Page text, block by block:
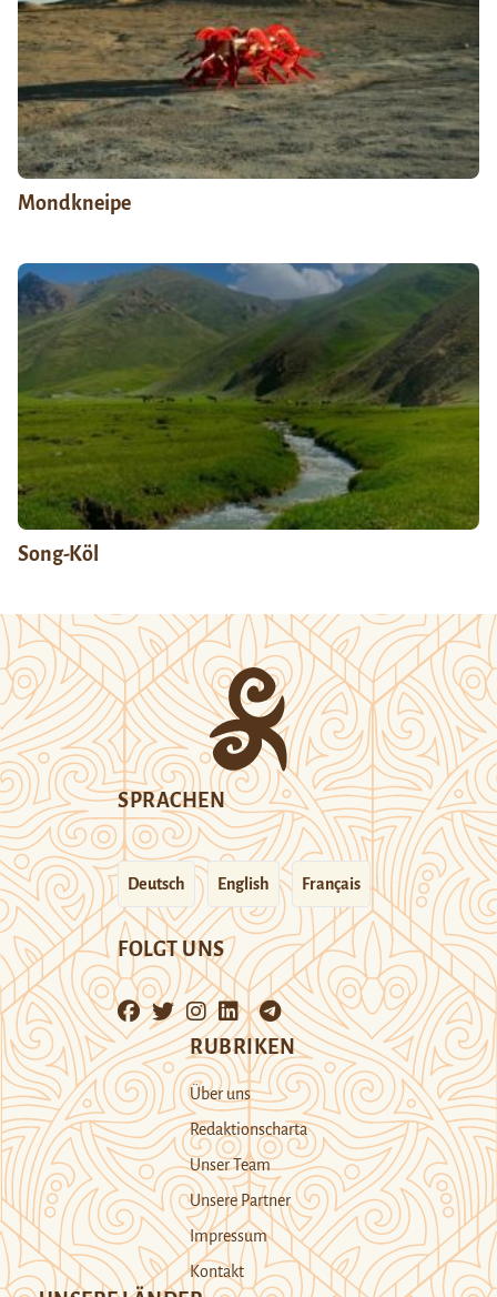
Mondkneipe
Song-Köl
SPRACHEN
Deutsch English Français
FOLGT UNS
RUBRIKEN
Über uns
Redaktionscharta
Unser Team
Unsere Partner
Impressum
Kontakt